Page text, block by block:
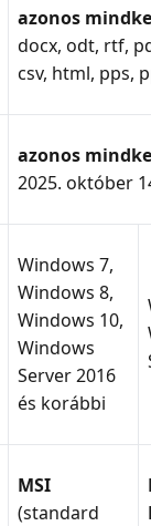
azonos
docx, odt, rtf,
csv, html, pps,
azonos
2025. október
Windows 7,
Windows 8,
Windows 10,
Windows
Server 2016
és korábbi
MSI
(standard